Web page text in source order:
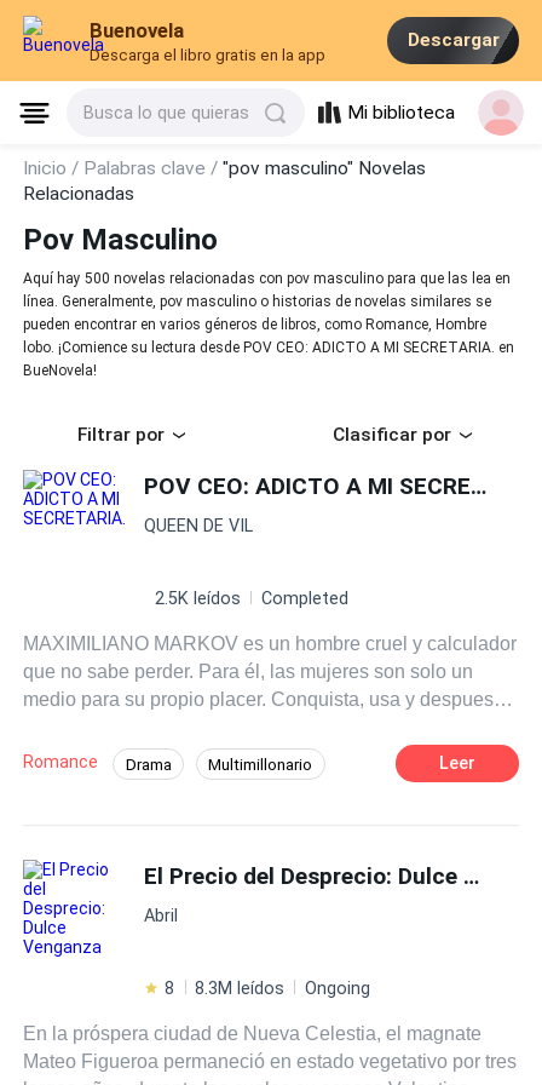
Buenovela
Descarga el libro gratis en la app
Descargar
Busca lo que quieras Mi biblioteca
Inicio / Palabras clave /"pov masculino" Novelas
Relacionadas
Pov Masculino
Aquí hay 500 novelas relacionadas con pov masculino para que las lea en
línea. Generalmente, pov masculino o historias de novelas similares se
pueden encontrar en varios géneros de libros, como Romance, Hombre
lobo. ¡Comience su lectura desde POV CEO: ADICTO A MI SECRETARIA. en
BueNovela!
Filtrar por Clasificar por
POV CEO: ADICTO A MI SECRETARIA.
QUEEN DE VIL
2.5K leídos Completed
MAXIMILIANO MARKOV es un hombre cruel y calculador
que no sabe perder. Para él, las mujeres son solo un
medio para su propio placer. Conquista, usa y despues
secretaria. Obsesionado, Maximiliano hace de todo,
cosas impensables solo para tenerla en sus manos y
una herencia, Maximiliano necesita una esposa
intachable, y Victoria es la única pieza que encaja en su
tablero. Lo que empezó como una cacería se convierte en
su única salvación dándole el poder ahora a Victoria.
Solo que, entre deudas y traiciones, ambos corren el
fin, ese CEO se notará que la atracción de su secretaría a
él no es solo física, en realidad ya la ama demasiado,
Romance Drama Multimillonario
Amor Dulce Ritmo Rápido Dominante
Leer
El Precio del Desprecio: Dulce Venganza
Abril
8 8.3M leídos Ongoing
En la próspera ciudad de Nueva Celestia, el magnate
Mateo Figueroa permaneció en estado vegetativo por tres